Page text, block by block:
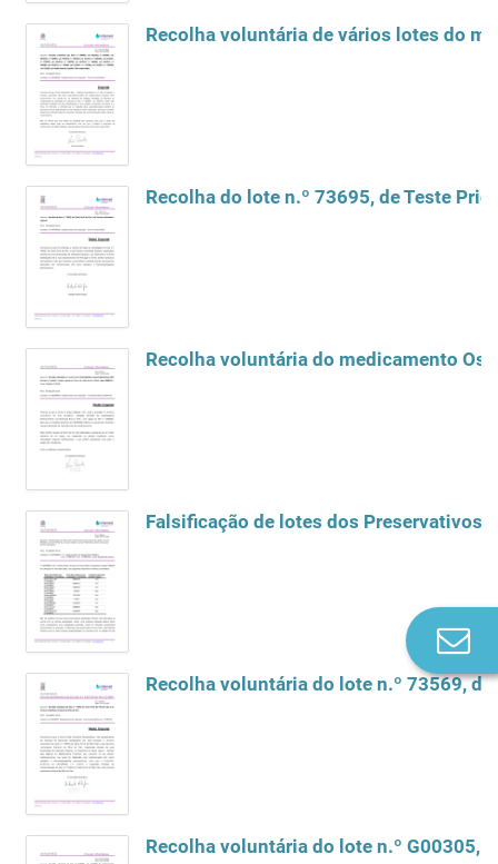
Recolha voluntária de vários lotes do
Recolha do lote n.º 73695, de Teste
Falsificação de lotes dos Preservativos
Recolha voluntária do lote n.º 73569,
Recolha voluntária do lote n.º G00305,